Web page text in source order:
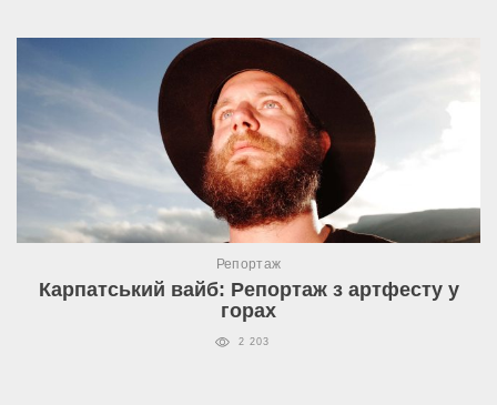
Репортаж
Карпатський вайб: Репортаж з артфесту у
горах
2 203